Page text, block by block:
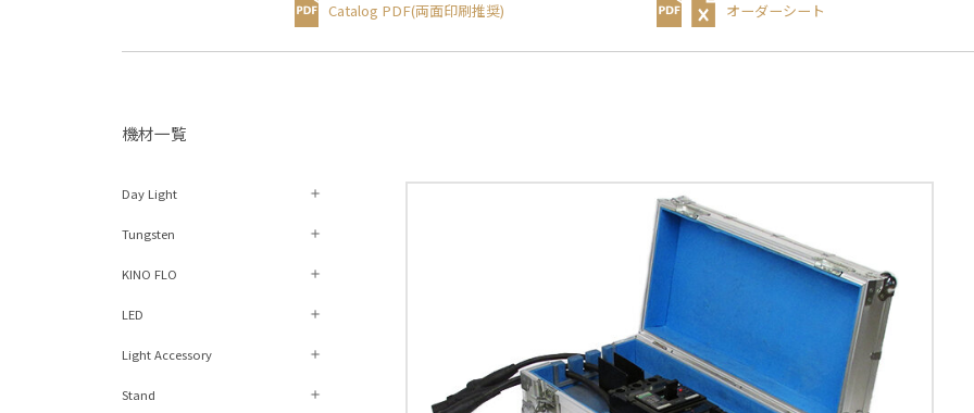
Catalog PDF(両⾯印刷推奨) オーダーシート
機材⼀覧
Day Light
Tungsten
KINO FLO
LED
Light Accessory
Stand